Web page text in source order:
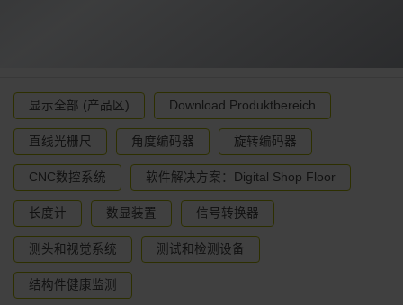
显示全部 (产品区) Download Produktbereich
直线光栅尺 角度编码器 旋转编码器
CNC数控系统 软件解决方案：Digital Shop Floor
长度计 数显装置 信号转换器
测头和视觉系统 测试和检测设备
结构件健康监测